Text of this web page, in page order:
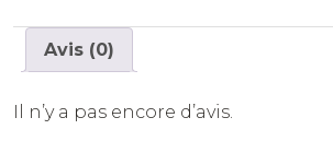
Avis (0)
Il n’y a pas encore d’avis.